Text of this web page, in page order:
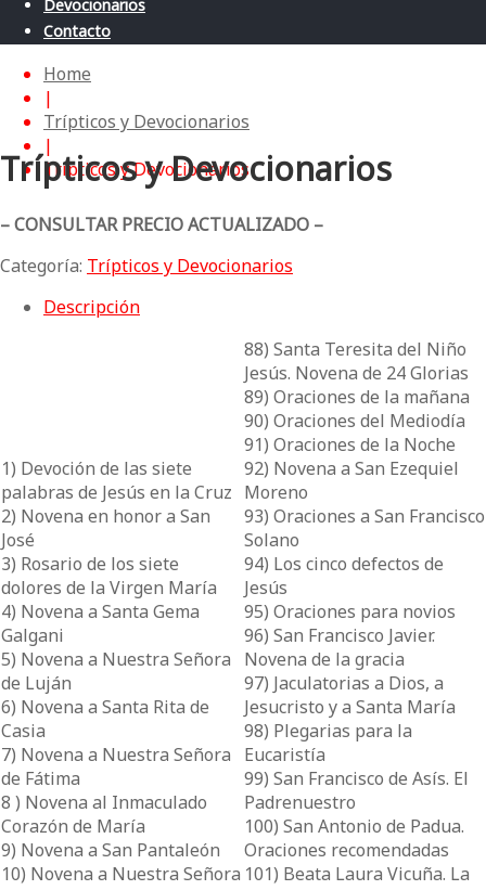
Devocionarios
Contacto
Home
|
Trípticos y Devocionarios
|
Trípticos y Devocionarios
Trípticos y Devocionarios
– CONSULTAR PRECIO ACTUALIZADO –
Categoría: Trípticos y Devocionarios
Descripción
1) Devoción de las siete
palabras de Jesús en la Cruz
2) Novena en honor a San
José
3) Rosario de los siete
dolores de la Virgen María
4) Novena a Santa Gema
Galgani
5) Novena a Nuestra Señora
de Luján
6) Novena a Santa Rita de
Casia
7) Novena a Nuestra Señora
de Fátima
8 ) Novena al Inmaculado
Corazón de María
9) Novena a San Pantaleón
10) Novena a Nuestra Señora
88) Santa Teresita del Niño
Jesús. Novena de 24 Glorias
89) Oraciones de la mañana
90) Oraciones del Mediodía
91) Oraciones de la Noche
92) Novena a San Ezequiel
Moreno
93) Oraciones a San Francisco
Solano
94) Los cinco defectos de
Jesús
95) Oraciones para novios
96) San Francisco Javier.
Novena de la gracia
97) Jaculatorias a Dios, a
Jesucristo y a Santa María
98) Plegarias para la
Eucaristía
99) San Francisco de Asís. El
Padrenuestro
100) San Antonio de Padua.
Oraciones recomendadas
101) Beata Laura Vicuña. La